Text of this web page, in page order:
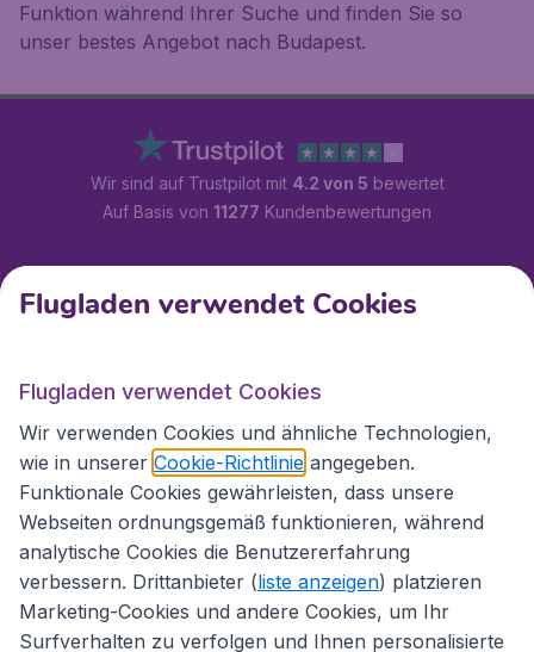
Funktion während Ihrer Suche und finden Sie so
unser bestes Angebot nach Budapest.
Wir sind auf Trustpilot mit 4.2 von 5 bewertet
Auf Basis von 11277 Kundenbewertungen
Kundenservice
Flugladen.at
Internationale Webseiten
Flugladen verwendet Cookies
Flugladen verwendet Cookies
Wir verwenden Cookies und ähnliche Technologien,
wie in unserer Cookie-Richtlinie angegeben.
Funktionale Cookies gewährleisten, dass unsere
Webseiten ordnungsgemäß funktionieren, während
analytische Cookies die Benutzererfahrung
verbessern. Drittanbieter (liste anzeigen) platzieren
Marketing-Cookies und andere Cookies, um Ihr
Surfverhalten zu verfolgen und Ihnen personalisierte